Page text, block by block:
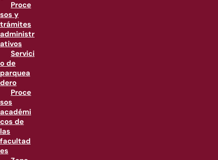
Proce
sos y
trámites
administr
ativos
Servici
o de
parquea
dero
Proce
sos
académi
cos de
las
facultad
es